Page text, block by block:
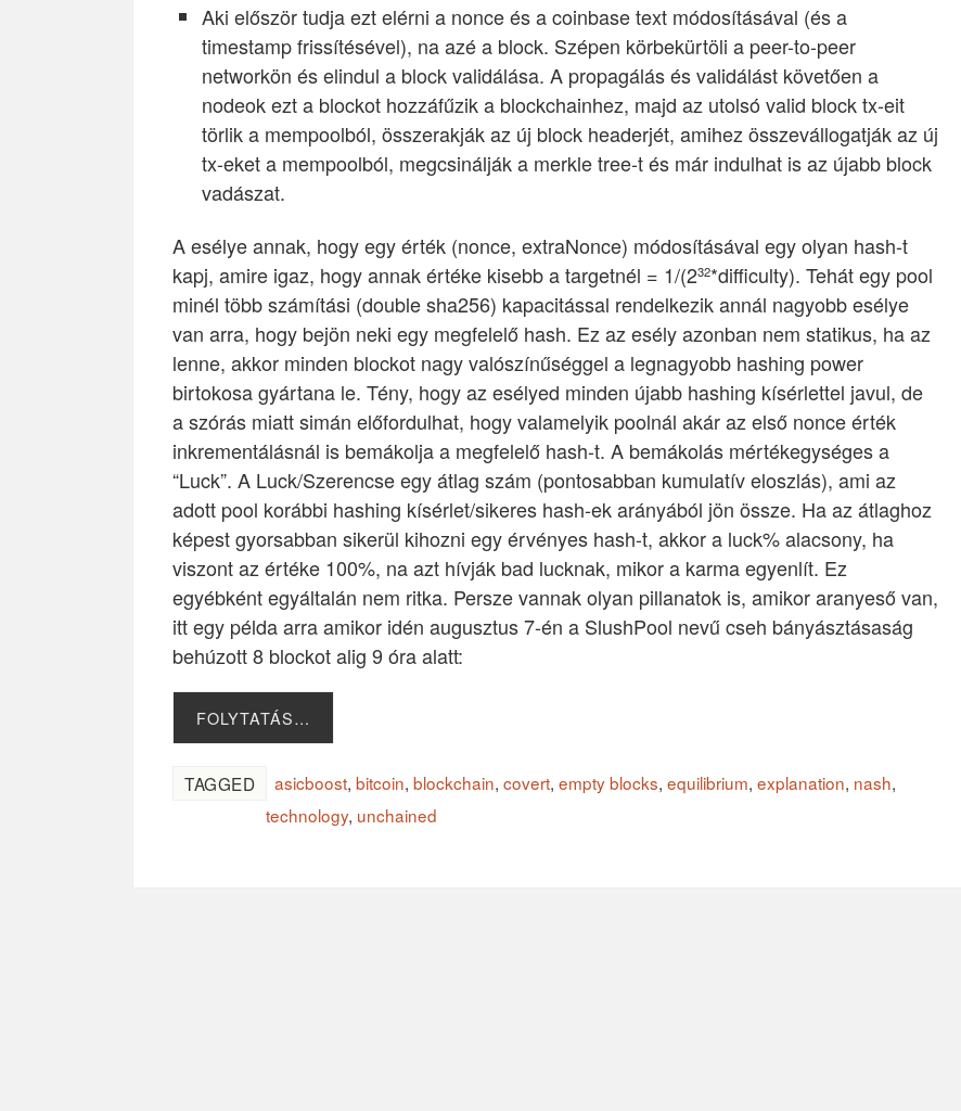
Aki először tudja ezt elérni a nonce és a coinbase text módosításával (és a
timestamp frissítésével), na azé a block. Szépen körbekürtöli a peer-to-peer
networkön és elindul a block validálása. A propagálás és validálást követően a
nodeok ezt a blockot hozzáfűzik a blockchainhez, majd az utolsó valid block tx-eit
törlik a mempoolból, összerakják az új block headerjét, amihez összevállogatják az új
tx-eket a mempoolból, megcsinálják a merkle tree-t és már indulhat is az újabb block
vadászat.
A esélye annak, hogy egy érték (nonce, extraNonce) módosításával egy olyan hash-t
kapj, amire igaz, hogy annak értéke kisebb a targetnél = 1/(232*difficulty). Tehát egy pool
minél több számítási (double sha256) kapacitással rendelkezik annál nagyobb esélye
van arra, hogy bejön neki egy megfelelő hash. Ez az esély azonban nem statikus, ha az
lenne, akkor minden blockot nagy valószínűséggel a legnagyobb hashing power
birtokosa gyártana le. Tény, hogy az esélyed minden újabb hashing kísérlettel javul, de
a szórás miatt simán előfordulhat, hogy valamelyik poolnál akár az első nonce érték
inkrementálásnál is bemákolja a megfelelő hash-t. A bemákolás mértékegységes a
“Luck”. A Luck/Szerencse egy átlag szám (pontosabban kumulatív eloszlás), ami az
adott pool korábbi hashing kísérlet/sikeres hash-ek arányából jön össze. Ha az átlaghoz
képest gyorsabban sikerül kihozni egy érvényes hash-t, akkor a luck% alacsony, ha
viszont az értéke 100%, na azt hívják bad lucknak, mikor a karma egyenlít. Ez
egyébként egyáltalán nem ritka. Persze vannak olyan pillanatok is, amikor aranyeső van,
itt egy példa arra amikor idén augusztus 7-én a SlushPool nevű cseh bányásztásaság
behúzott 8 blockot alig 9 óra alatt:
FOLYTATÁS…
TAGGED asicboost, bitcoin, blockchain, covert, empty blocks, equilibrium, explanation, nash,
technology, unchained